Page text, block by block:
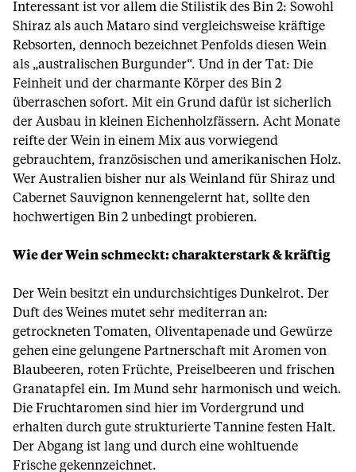
Interessant ist vor allem die Stilistik des Bin 2: Sowohl
Shiraz als auch Mataro sind vergleichsweise kräftige
Rebsorten, dennoch bezeichnet Penfolds diesen Wein
als „australischen Burgunder“. Und in der Tat: Die
Feinheit und der charmante Körper des Bin 2
überraschen sofort. Mit ein Grund dafür ist sicherlich
der Ausbau in kleinen Eichenholzfässern. Acht Monate
reifte der Wein in einem Mix aus vorwiegend
gebrauchtem, französischen und amerikanischen Holz.
Wer Australien bisher nur als Weinland für Shiraz und
Cabernet Sauvignon kennengelernt hat, sollte den
hochwertigen Bin 2 unbedingt probieren.
Wie der Wein schmeckt: charakterstark & kräftig
Der Wein besitzt ein undurchsichtiges Dunkelrot. Der
Duft des Weines mutet sehr mediterran an:
getrockneten Tomaten, Oliventapenade und Gewürze
gehen eine gelungene Partnerschaft mit Aromen von
Blaubeeren, roten Früchte, Preiselbeeren und frischen
Granatapfel ein. Im Mund sehr harmonisch und weich.
Die Fruchtaromen sind hier im Vordergrund und
erhalten durch gute strukturierte Tannine festen Halt.
Der Abgang ist lang und durch eine wohltuende
Frische gekennzeichnet.